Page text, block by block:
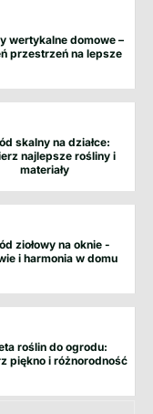
wertykalne domowe –
przestrzeń na lepsze
skalny na działce:
najlepsze rośliny i
materiały
ziołowy na oknie -
i harmonia w domu
roślin do ogrodu:
piękno i różnorodność